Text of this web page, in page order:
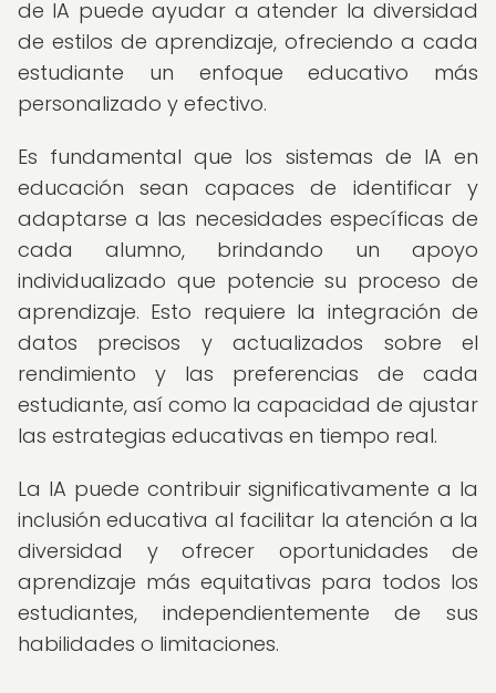
de IA puede ayudar a atender la diversidad
de estilos de aprendizaje, ofreciendo a cada
estudiante un enfoque educativo más
personalizado y efectivo.
Es fundamental que los sistemas de IA en
educación sean capaces de identificar y
adaptarse a las necesidades específicas de
cada alumno, brindando un apoyo
individualizado que potencie su proceso de
aprendizaje. Esto requiere la integración de
datos precisos y actualizados sobre el
rendimiento y las preferencias de cada
estudiante, así como la capacidad de ajustar
las estrategias educativas en tiempo real.
La IA puede contribuir significativamente a la
inclusión educativa al facilitar la atención a la
diversidad y ofrecer oportunidades de
aprendizaje más equitativas para todos los
estudiantes, independientemente de sus
habilidades o limitaciones.